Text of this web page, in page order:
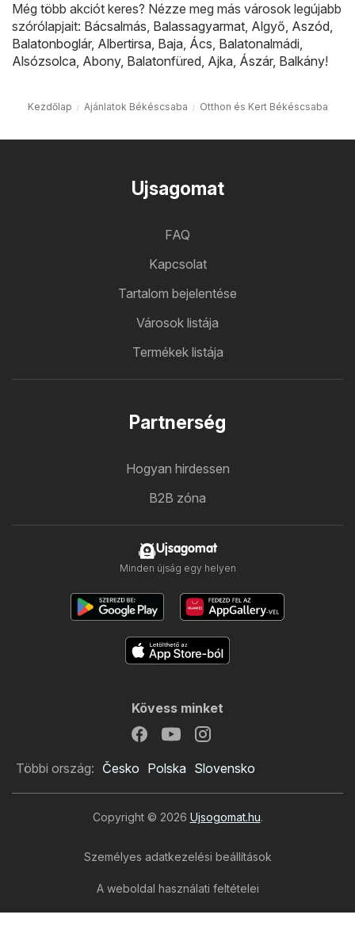
Még több akciót keres? Nézze meg más városok legújabb
szórólapjait: Bácsalmás, Balassagyarmat, Algyő, Aszód,
Balatonboglár, Albertirsa, Baja, Ács, Balatonalmádi,
Alsózsolca, Abony, Balatonfüred, Ajka, Ászár, Balkány!
Kezdőlap Ajánlatok Békéscsaba Otthon és Kert Békéscsaba
Ujsagomat
FAQ
Kapcsolat
Tartalom bejelentése
Városok listája
Termékek listája
Partnerség
Hogyan hirdessen
B2B zóna
Ujsagomat
Minden újság egy helyen
Kövess minket
Többi ország: Česko Polska Slovensko
Copyright © 2026 Ujsogomat.hu.
Személyes adatkezelési beállítások
A weboldal használati feltételei